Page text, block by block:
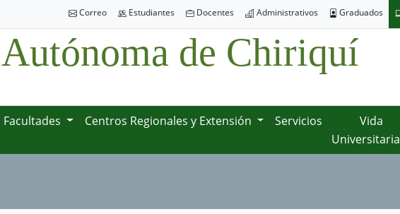
Correo Estudiantes Docentes Administrativos Graduados
de Chiriquí
Facultades Centros Regionales y Extensión Servicios
Vida
Universitaria